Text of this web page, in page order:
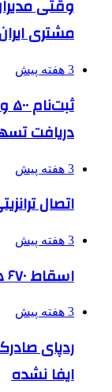
وقتی
مشتری
3 هفته پیش
دریافت
3 هفته پیش
اتصال
3 هفته پیش
اسقاط ۶۷۰ هزار خودروی فرسوده طی ۳ سال
3 هفته پیش
ردپای
ایفا نشده